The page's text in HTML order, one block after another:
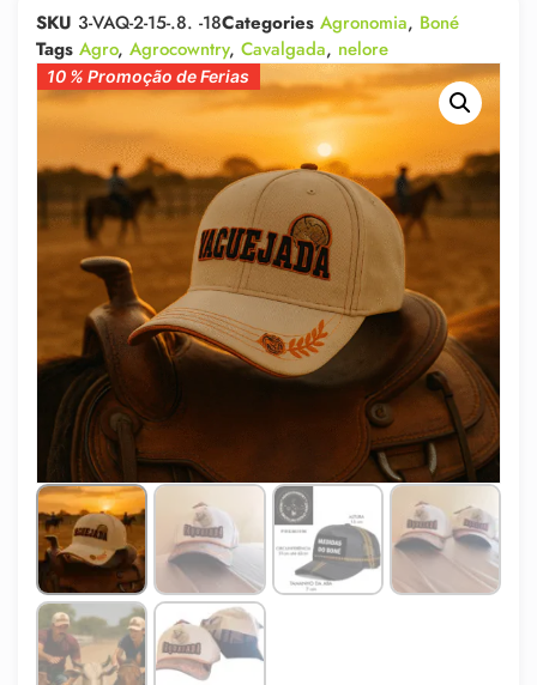
SKU 3-VAQ-2-15-.8. -18Categories Agronomia, Boné
Tags Agro, Agrocowntry, Cavalgada, nelore
10 % Promoção de Ferias